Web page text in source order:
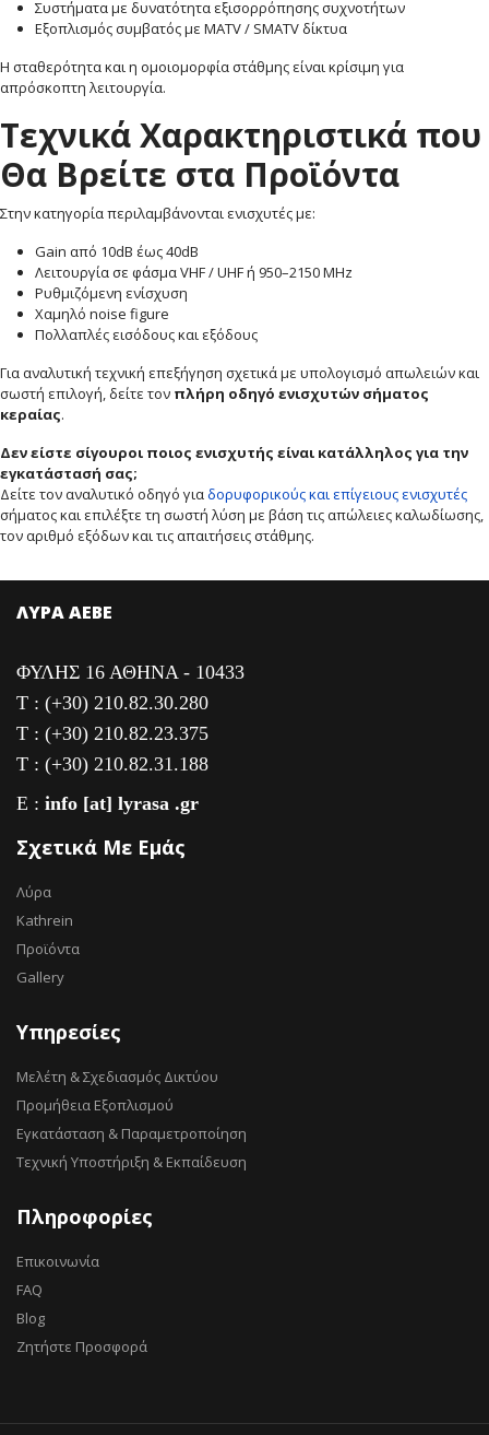
Συστήματα με δυνατότητα εξισορρόπησης συχνοτήτων
Εξοπλισμός συμβατός με MATV / SMATV δίκτυα
Η σταθερότητα και η ομοιομορφία στάθμης είναι κρίσιμη για
απρόσκοπτη λειτουργία.
Τεχνικά Χαρακτηριστικά που
Θα Βρείτε στα Προϊόντα
Στην κατηγορία περιλαμβάνονται ενισχυτές με:
Gain από 10dB έως 40dB
Λειτουργία σε φάσμα VHF / UHF ή 950–2150 MHz
Ρυθμιζόμενη ενίσχυση
Χαμηλό noise figure
Πολλαπλές εισόδους και εξόδους
Για αναλυτική τεχνική επεξήγηση σχετικά με υπολογισμό απωλειών και
σωστή επιλογή, δείτε τον πλήρη οδηγό ενισχυτών σήματος
κεραίας.
Δεν είστε σίγουροι ποιος ενισχυτής είναι κατάλληλος για την
εγκατάστασή σας;
Δείτε τον αναλυτικό οδηγό γιαδορυφορικούς και επίγειους ενισχυτές
σήματος και επιλέξτε τη σωστή λύση με βάση τις απώλειες καλωδίωσης,
τον αριθμό εξόδων και τις απαιτήσεις στάθμης.
ΛΥΡΑ ΑΕΒΕ
ΦΥΛΗΣ 16 ΑΘΗΝΑ - 10433
T : (+30) 210.82.30.280
T : (+30) 210.82.23.375
T : (+30) 210.82.31.188
E : info [at] lyrasa .gr
Σχετικά Με Εμάς
Λύρα
Kathrein
Προϊόντα
Gallery
Υπηρεσίες
Μελέτη & Σχεδιασμός Δικτύου
Προμήθεια Εξοπλισμού
Εγκατάσταση & Παραμετροποίηση
Τεχνική Υποστήριξη & Εκπαίδευση
Πληροφορίες
Επικοινωνία
FAQ
Blog
Ζητήστε Προσφορά